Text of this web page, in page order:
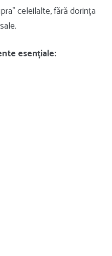
celeilalte, fără dorința
esențiale: